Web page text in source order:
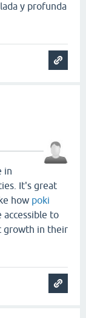
y profunda
in
It's great
how poki
to
growth in their